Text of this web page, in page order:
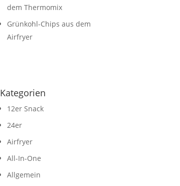
dem Thermomix
Grünkohl-Chips aus dem
Airfryer
Kategorien
12er Snack
24er
Airfryer
All-In-One
Allgemein